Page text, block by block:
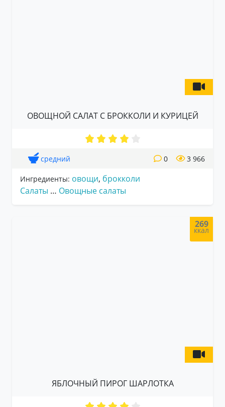
ОВОЩНОЙ САЛАТ С БРОККОЛИ И КУРИЦЕЙ
средний 3 966
0
Ингредиенты: овощи, брокколи
Салаты … Овощные салаты
269
ккал
ЯБЛОЧНЫЙ ПИРОГ ШАРЛОТКА